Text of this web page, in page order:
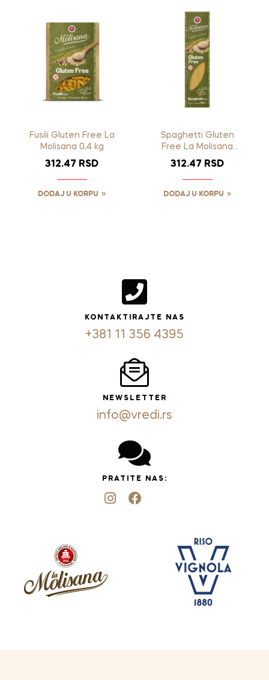
Fusili Gluten Free La
Molisana 0,4 kg
312.47 RSD
DODAJ U KORPU
Spaghetti Gluten
Free La Molisana
400g
312.47 RSD
DODAJ U KORPU
KONTAKTIRAJTE NAS
+381 11 356 4395
NEWSLETTER
info@vredi.rs
PRATITE NAS: